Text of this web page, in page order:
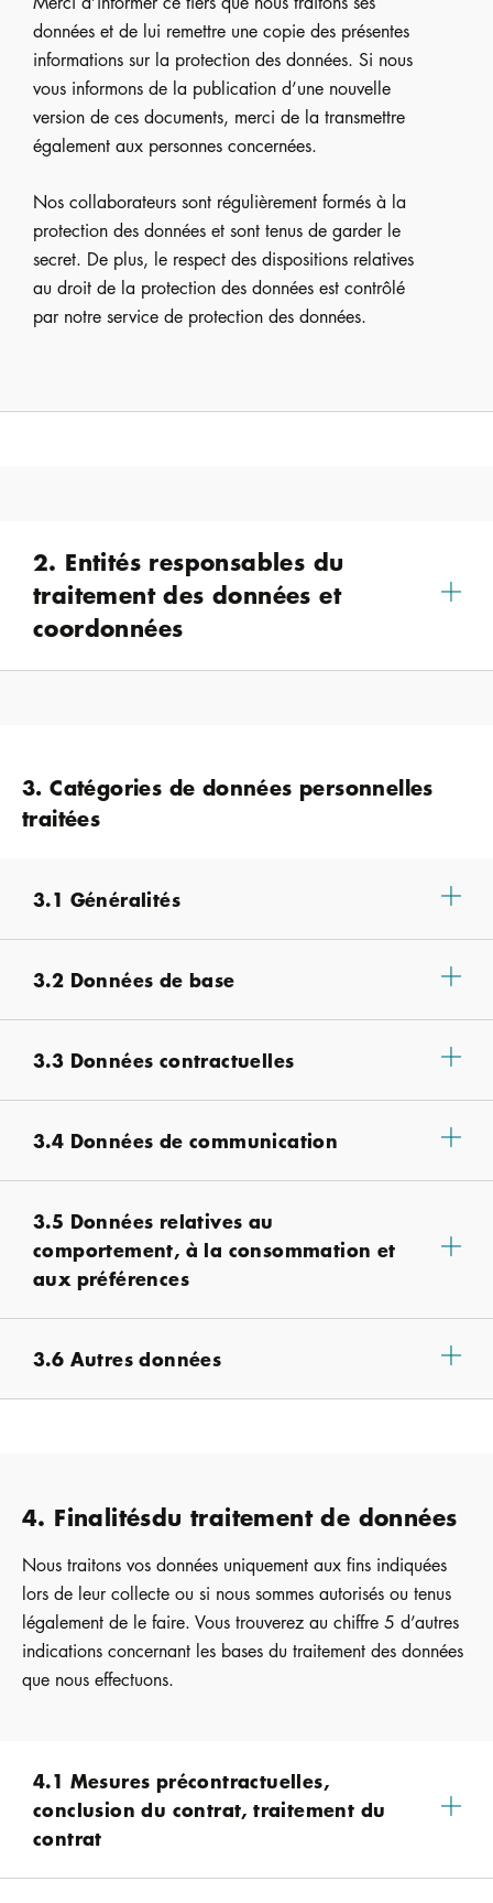
données et de lui remettre une copie des présentes
informations sur la protection des données. Si nous
vous informons de la publication d’une nouvelle
version de ces documents, merci de la transmettre
également aux personnes concernées.
Nos collaborateurs sont régulièrement formés à la
protection des données et sont tenus de garder le
secret. De plus, le respect des dispositions relatives
au droit de la protection des données est contrôlé
par notre service de protection des données.
2. Entités responsables du
traitement des données et
coordonnées
3. Catégories de données personnelles
traitées
3.1 Généralités
3.2 Données de base
3.3 Données contractuelles
3.4 Données de communication
3.5 Données relatives au
comportement, à la consommation et
aux préférences
3.6 Autres données
4. Finalitésdu traitement de données
Nous traitons vos données uniquement aux fins indiquées
lors de leur collecte ou si nous sommes autorisés ou tenus
légalement de le faire. Vous trouverez au chiffre 5 d’autres
indications concernant les bases du traitement des données
que nous effectuons.
4.1 Mesures précontractuelles,
conclusion du contrat, traitement du
contrat